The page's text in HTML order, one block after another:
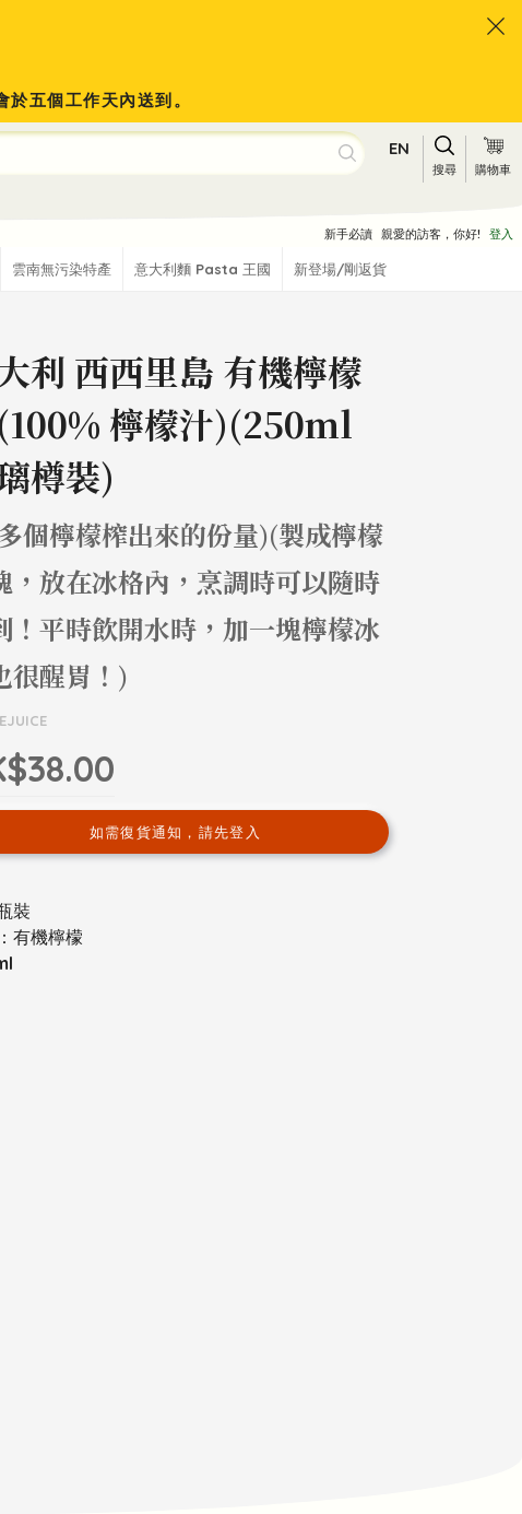
五個工作天內送到。
EN
搜尋 購物車
新手必讀 親愛的訪客，你好! 登入
雲南無污染特產 意大利麵 Pasta 王國 新登場/剛返貨
利 西西里島 有機檸檬
檸檬汁)(250ml
樽裝)
個檸檬榨出來的份量)(製成檸檬
，放在冰格內，烹調時可以隨時
！平時飲開水時，加一塊檸檬冰
很醒胃！)
如需復貨通知，請先登入
裝
有機檸檬